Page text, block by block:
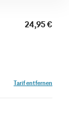
24,95 €
Tarif entfernen